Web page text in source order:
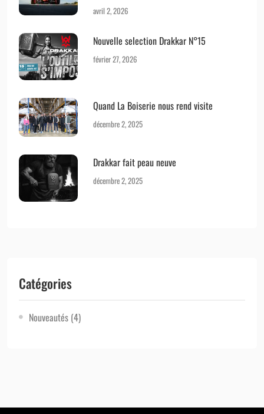
avril 2, 2026
Nouvelle selection Drakkar N°15
février 27, 2026
Quand La Boiserie nous rend visite
décembre 2, 2025
Drakkar fait peau neuve
décembre 2, 2025
Catégories
Nouveautés (4)